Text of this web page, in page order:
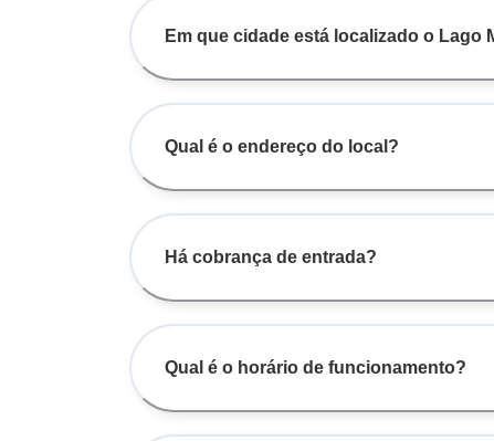
Em que cidade está localizado o Lago
Qual é o endereço do local?
Há cobrança de entrada?
Qual é o horário de funcionamento?